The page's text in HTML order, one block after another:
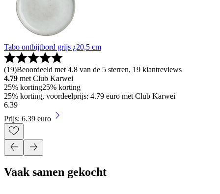
Tabo ontbijtbord grijs ¿20,5 cm
(19)Beoordeeld met 4.8 van de 5 sterren, 19 klantreviews
4.79 met Club Karwei
25% korting25% korting
25% korting, voordeelprijs: 4.79 euro met Club Karwei
6.39
Prijs: 6.39 euro
Vaak samen gekocht